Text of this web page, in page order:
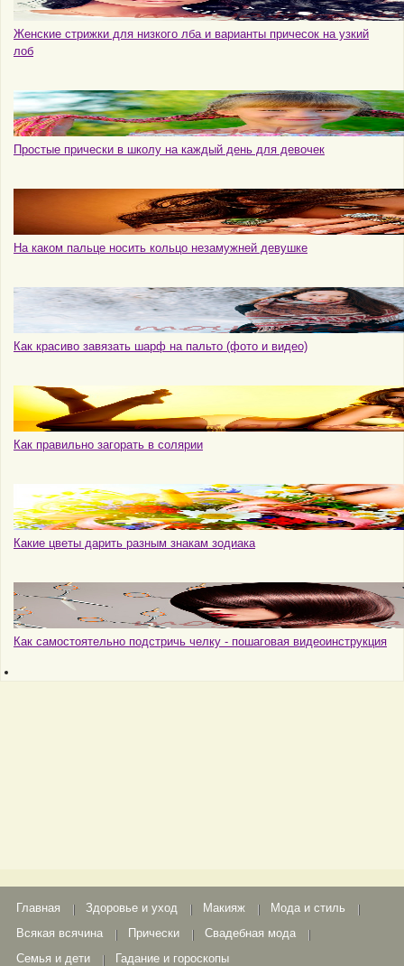
Женские стрижки для низкого лба и варианты причесок на узкий
лоб
Простые прически в школу на каждый день для девочек
На каком пальце носить кольцо незамужней девушке
Как красиво завязать шарф на пальто (фото и видео)
Как правильно загорать в солярии
Какие цветы дарить разным знакам зодиака
Как самостоятельно подстричь челку - пошаговая видеоинструкция
Главная Здоровье и уход Макияж
Мода и стиль
Всякая всячина
Прически
Свадебная мода
Семья и дети
Гадание и гороскопы